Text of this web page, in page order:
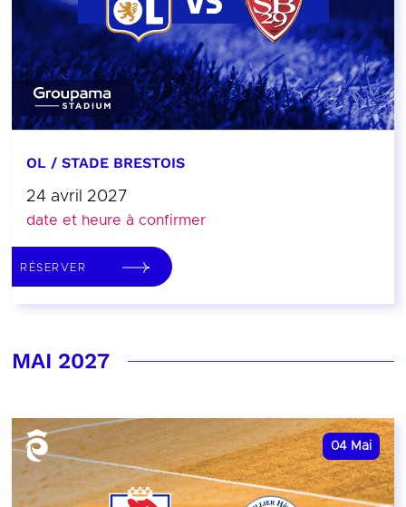
OL / STADE BRESTOIS
24 avril 2027
date et heure à confirmer
RÉSERVER
MAI 2027
04 Mai